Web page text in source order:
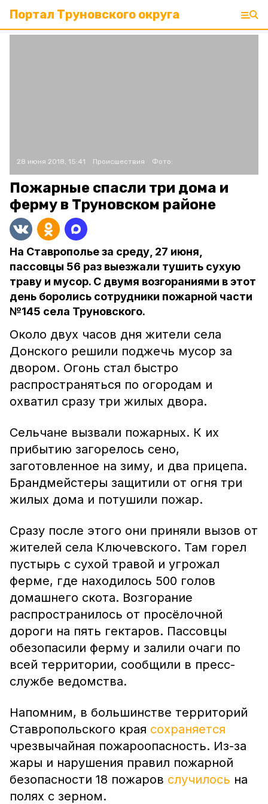
Портал Труновского округа
28 июня 2018, 15:41 Происшествия Фото:
Пожарные спасли три дома и
ферму в Труновском районе
На Ставрополье за среду, 27 июня,
пассовцы 56 раз выезжали тушить сухую
траву и мусор. С двумя возгораниями в этот
день боролись сотрудники пожарной части
№145 села Труновского.
Около двух часов дня жители села
Донского решили поджечь мусор за
двором. Огонь стал быстро
распространяться по огородам и
охватил сразу три жилых двора.
Сельчане вызвали пожарных. К их
прибытию загорелось сено,
заготовленное на зиму, и два прицепа.
Брандмейстеры защитили от огня три
жилых дома и потушили пожар.
Сразу после этого они приняли вызов от
жителей села Ключевского. Там горел
пустырь с сухой травой и угрожал
ферме, где находилось 500 голов
домашнего скота. Возгорание
распространилось от просёлочной
дороги на пять гектаров. Пассовцы
обезопасили ферму и залили очаги по
всей территории, сообщили в пресс-
службе ведомства.
Напомним, в большинстве территорий
Ставропольского края сохраняется
чрезвычайная пожароопасность. Из-за
жары и нарушения правил пожарной
безопасности 18 пожаров случилось на
полях с зерном.